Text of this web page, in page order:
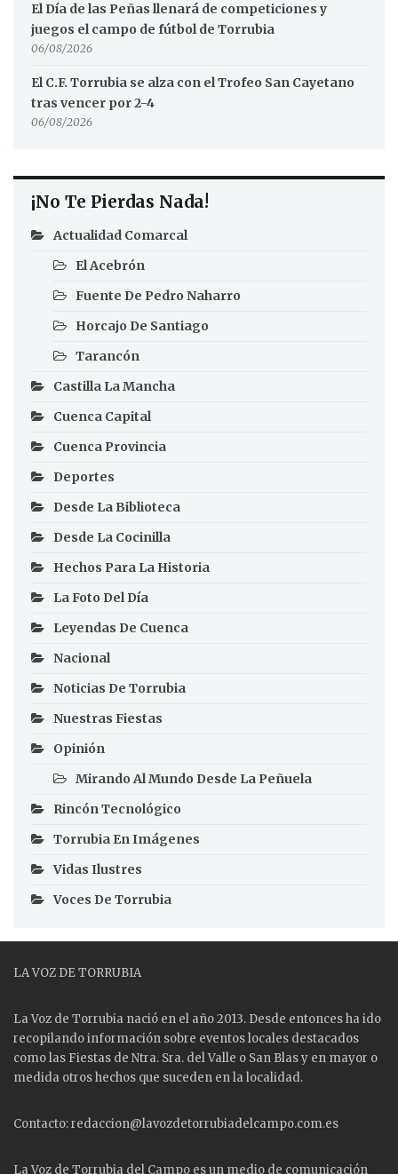
El Día de las Peñas llenará de competiciones y
juegos el campo de fútbol de Torrubia
06/08/2026
El C.F. Torrubia se alza con el Trofeo San Cayetano
tras vencer por 2-4
06/08/2026
¡No Te Pierdas Nada!
Actualidad Comarcal
El Acebrón
Fuente De Pedro Naharro
Horcajo De Santiago
Tarancón
Castilla La Mancha
Cuenca Capital
Cuenca Provincia
Deportes
Desde La Biblioteca
Desde La Cocinilla
Hechos Para La Historia
La Foto Del Día
Leyendas De Cuenca
Nacional
Noticias De Torrubia
Nuestras Fiestas
Opinión
Mirando Al Mundo Desde La Peñuela
Rincón Tecnológico
Torrubia En Imágenes
Vidas Ilustres
Voces De Torrubia
LA VOZ DE TORRUBIA
La Voz de Torrubia nació en el año 2013. Desde entonces ha ido
recopilando información sobre eventos locales destacados
como las Fiestas de Ntra. Sra. del Valle o San Blas y en mayor o
medida otros hechos que suceden en la localidad.
Contacto: redaccion@lavozdetorrubiadelcampo.com.es
La Voz de Torrubia del Campo es un medio de comunicación